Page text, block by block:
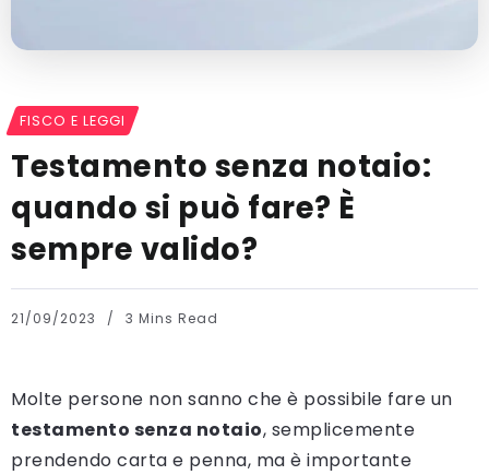
FISCO E LEGGI
Testamento senza notaio:
quando si può fare? È
sempre valido?
21/09/2023 3 Mins Read
Molte persone non sanno che è possibile fare un
testamento senza notaio, semplicemente
prendendo carta e penna, ma è importante